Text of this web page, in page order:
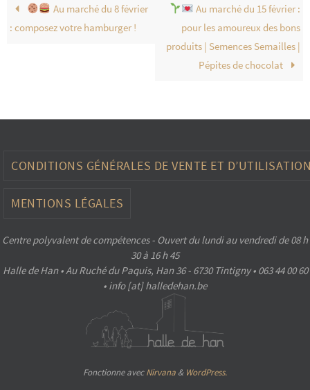
Au marché du 8 février
: composez votre hamburger !
Au marché du 15 février :
pour les amoureux des bons
produits | Semences Semailles |
Pépites de chocolat
CONDITIONS GÉNÉRALES DE VENTE ET
MENTIONS LÉGALES
Centre polyvalent de compétences - Ouvert du lundi au vendredi de 08 h
30 à 16 h 45
Halle de Han • Au Ruché du Paquis, Han 36 - 6730 Tintigny • 063 44 00 60
• info [at] halledehan.be
Fonctionne avecNirvana & WordPress.